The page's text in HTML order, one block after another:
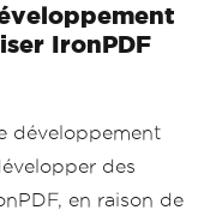
IronPDF
développement
des
en raison de